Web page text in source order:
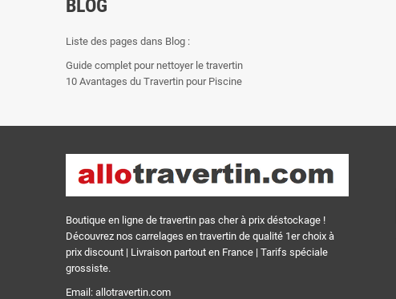
BLOG
Liste des pages dans Blog :
Guide complet pour nettoyer le travertin
10 Avantages du Travertin pour Piscine
Boutique en ligne de travertin pas cher à prix déstockage !
Découvrez nos carrelages en travertin de qualité 1er choix à
prix discount | Livraison partout en France | Tarifs spéciale
grossiste.
Email: allotravertin.com